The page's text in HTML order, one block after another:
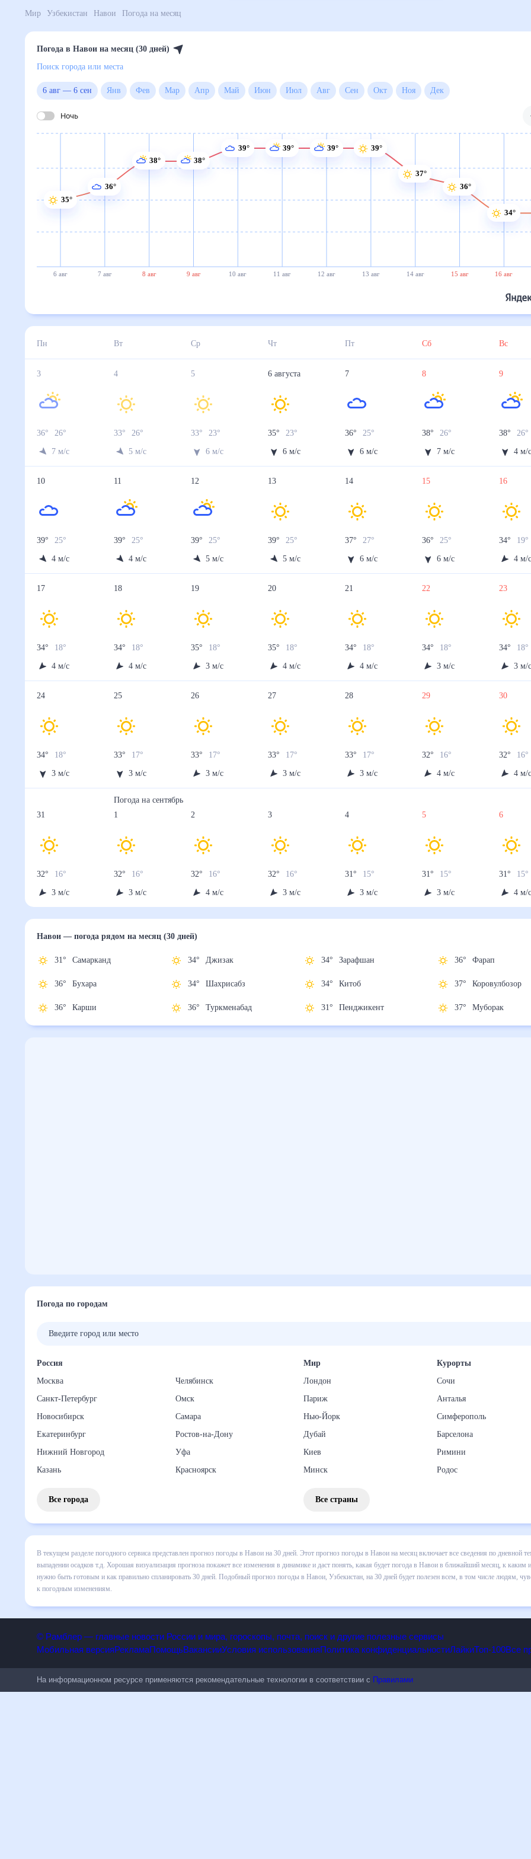
Мир Узбекистан Навои Погода на месяц
Погода в Навои на месяц (30 дней)
Поиск города или места
6 авг— 6 сен Янв Фев Мар Апр Май Июн Июл Авг Сен Окт Ноя
Ночь
6 авг 7 авг 8 авг 9 авг 10 авг 11 авг 12 авг 13 авг 14 авг 15 авг 16 авг
35°
36°
38° 38°
39° 39° 39° 39°
37°
36°
34°
Пн Вт Ср Чт Пт Сб Вс
3
36° 26
7 м/с
4
33° 26
5 м/с
5
33° 23°
6 м/с
6 августа
35° 23°
6 м/с
7
36° 25
6 м/с
8
38° 26
7 м/с
9
38° 26
4 м/
10
39° 25
4 м/с
11
39° 25
4 м/с
12
39° 25
5 м/с
13
39° 25
5 м/с
14
37° 27°
6 м/с
15
36° 25
6 м/с
16
34° 19°
4 м/
17
34° 18°
4 м/с
18
34° 18°
4 м/с
19
35° 18°
3 м/с
20
35° 18°
4 м/с
21
34° 18°
4 м/с
22
34° 18°
3 м/с
23
34° 18°
3 м/
24
34° 18°
3 м/с
25
33° 17°
3 м/с
26
33° 17°
3 м/с
27
33° 17°
3 м/с
28
33° 17°
3 м/с
29
32° 16°
4 м/с
30
32° 16°
4 м/
31
32° 16°
3 м/с
Погода насентябрь
1
32° 16°
3 м/с
2
32° 16°
4 м/с
3
32° 16°
3 м/с
4
31° 15°
3 м/с
5
31° 15°
3 м/с
6
31° 15°
4 м/
Навои— погода рядомна месяц (30 дней)
31° Самарканд
36° Бухара
36° Карши
34° Джизак
34° Шахрисабз
36° Туркменабад
34° Зарафшан
34° Китоб
31° Пенджикент
36° Фарап
37°
37° Муборак
Погода по городам
Россия
Москва
Санкт-Петербург
Новосибирск
Екатеринбург
Нижний Новгород
Казань
Челябинск
Омск
Самара
Ростов-на-Дону
Уфа
Красноярск
Все города
Мир
Лондон
Париж
Нью-Йорк
Дубай
Киев
Минск
Курорты
Сочи
Анталья
Симферополь
Барселона
Римини
Родос
Все страны
В текущем разделе погодного сервиса представлен прогноз погоды в Навои на 30 дней. Этот прогноз погоды в Навои на месяц
все сведения по дневной температуре , выпадении осадков т.д. Хорошая визуализация прогноза покажет все изменения в
понять, какая будет погода в Навои в ближайший месяц, к каким изменениям нужно быть готовым и как правильно
Подобный прогноз погоды в Навои, Узбекистан, на 30 дней будет полезен всем, в том числе людям, чувствительным к погодным
© Рамблер — главные новости России и мира, гороскопы, почта, поиск и другие полезные сервисы
На информационном ресурсе применяются рекомендательные технологии в соответствии сПравилами